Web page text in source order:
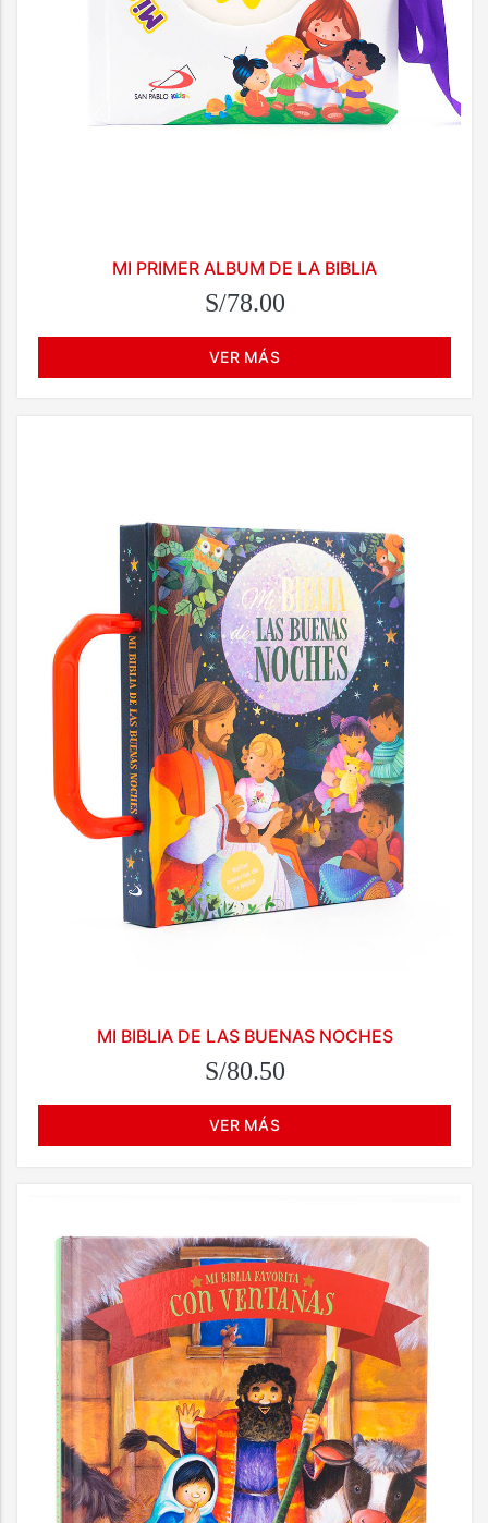
MI PRIMER ALBUM DE LA BIBLIA
S/78.00
VER MÁS
MI BIBLIA DE LAS BUENAS NOCHES
S/80.50
VER MÁS